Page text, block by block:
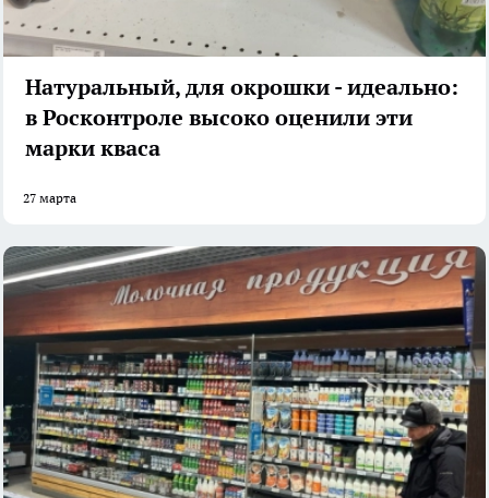
Натуральный, для окрошки - идеально:
в Росконтроле высоко оценили эти
марки кваса
27 марта